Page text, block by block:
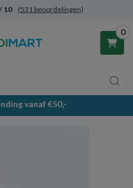
10 (531 beoordelingen)
0
vanaf €50,-